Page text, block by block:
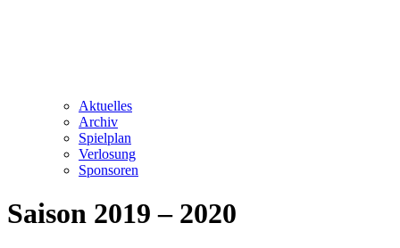
Aktuelles
Archiv
Spielplan
Verlosung
Sponsoren
Saison 2019 – 2020